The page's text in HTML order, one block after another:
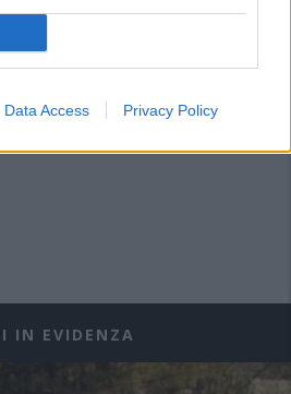
Data Access Privacy Policy
IN EVIDENZA